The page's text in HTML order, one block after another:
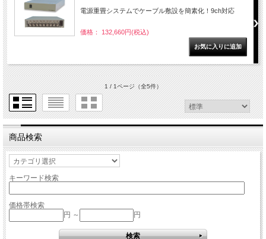
電源重畳システムでケーブル敷設を簡素化！9ch対応
価格： 132,660円(税込)
1 / 1ページ（全5件）
商品検索
キーワード検索
価格帯検索
円 ～
円